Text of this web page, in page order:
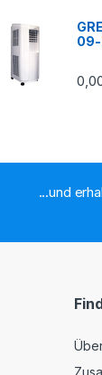
09-
...und